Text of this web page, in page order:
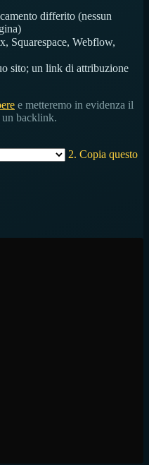
differito (nessun
Squarespace, Webflow,
sito; un link di attribuzione
e metteremo in evidenza il
un backlink.
2. Copia questo